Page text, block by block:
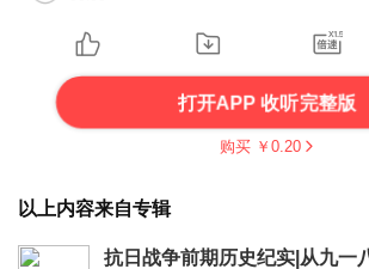
打开APP 收听完整版
购买 ￥ 0.20
以上内容来自专辑
抗日战争前期历史纪实|从九一